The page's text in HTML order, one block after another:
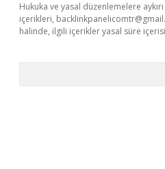
Hukuka ve yasal düzenlemelere
içerikleri,
halinde, ilgili içerikler yasal süre